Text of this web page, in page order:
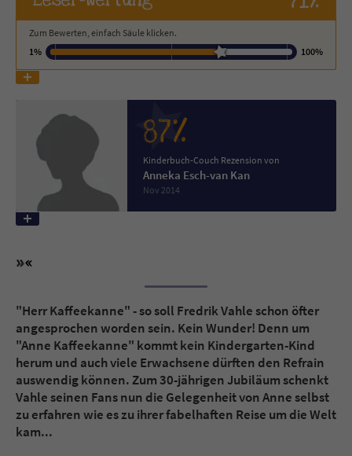
Zum Bewerten, einfach Säule klicken.
1%
100%
87%
Kinderbuch-Couch Rezension von
Anneka Esch-van Kan
Nov 2014
"Herr Kaffeekanne" - so soll Fredrik Vahle schon öfter
angesprochen worden sein. Kein Wunder! Denn um
"Anne Kaffeekanne" kommt kein Kindergarten-Kind
herum und auch viele Erwachsene dürften den Refrain
auswendig können. Zum 30-jährigen Jubiläum schenkt
Vahle seinen Fans nun die Gelegenheit von Anne selbst
zu erfahren wie es zu ihrer fabelhaften Reise um die Welt
kam...
Name tx_pwcomments_ahash
Anbieter Literatur-Couch Medien GmbH & Co. KG
Zweck Cookie für Kommentare einzelner Buchtitel
Name fe_typo_user
Zweck
Dieses Cookie gewährleistet die
Kommunikation der Webseite mit dem
Benutzer. Es wird benötigt um z. B. den
Sicherheitscode des Kontaktformulars zu
überprüfen.